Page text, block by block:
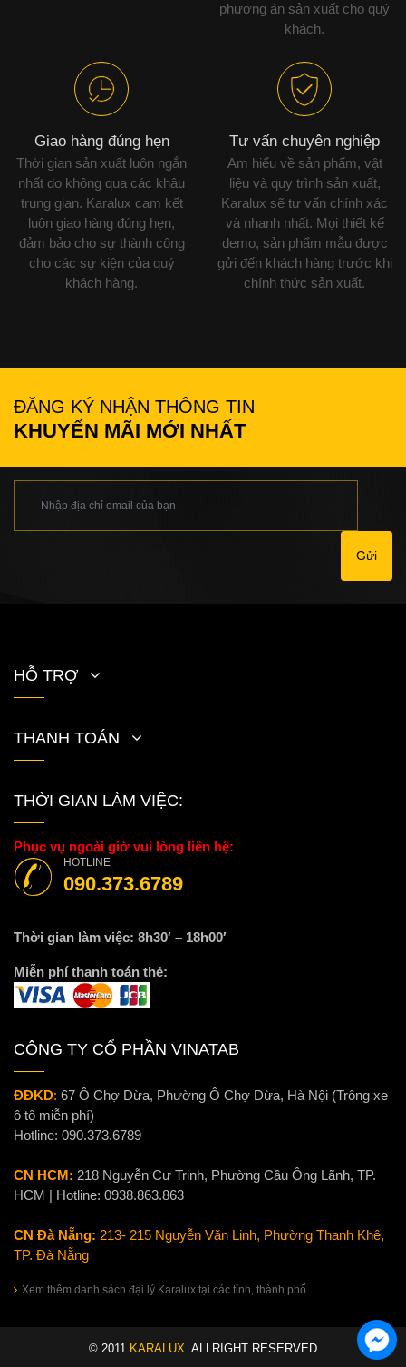
phương án sản xuất cho quý
khách.
Giao hàng đúng hẹn
Thời gian sản xuất luôn ngắn
nhất do không qua các khâu
trung gian. Karalux cam kết
luôn giao hàng đúng hẹn,
đảm bảo cho sự thành công
cho các sự kiện của quý
khách hàng.
Tư vấn chuyên nghiệp
Am hiểu về sản phẩm, vật
liệu và quy trình sản xuất,
Karalux sẽ tư vấn chính xác
và nhanh nhất. Mọi thiết kế
demo, sản phẩm mẫu được
gửi đến khách hàng trước khi
chính thức sản xuất.
ĐĂNG KÝ NHẬN THÔNG TIN
KHUYẾN MÃI MỚI NHẤT
Gửi
HỖ TRỢ
THANH TOÁN
THỜI GIAN LÀM VIỆC:
Phục vụ ngoài giờ vui lòng liên hệ:
HOTLINE
090.373.6789
Thời gian làm việc: 8h30′ – 18h00′
Miễn phí thanh toán thẻ:
CÔNG TY CỔ PHẦN VINATAB
ĐĐKD: 67 Ô Chợ Dừa, Phường Ô Chợ Dừa, Hà Nội (Trông xe
ô tô miễn phí)
Hotline: 090.373.6789
CN HCM: 218 Nguyễn Cư Trinh, Phường Cầu Ông Lãnh, TP.
HCM | Hotline: 0938.863.863
CN Đà Nẵng: 213- 215 Nguyễn Văn Linh, Phường Thanh Khê,
TP. Đà Nẵng
Xem thêm danh sách đại lý Karalux tại các tỉnh, thành phố
© 2011 KARALUX . ALLRIGHT RESERVED